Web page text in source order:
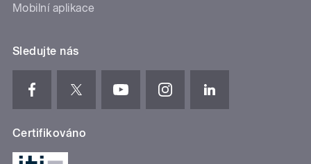
Mobilní aplikace
Sledujte nás
Certifikováno